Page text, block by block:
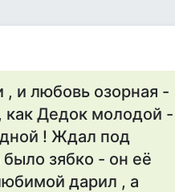
и любовь озорная -
как Дедок молодой -
! Ждал под
было зябко - он её
дарил , а